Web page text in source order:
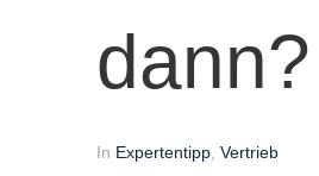
dann?
In Expertentipp Vertrieb